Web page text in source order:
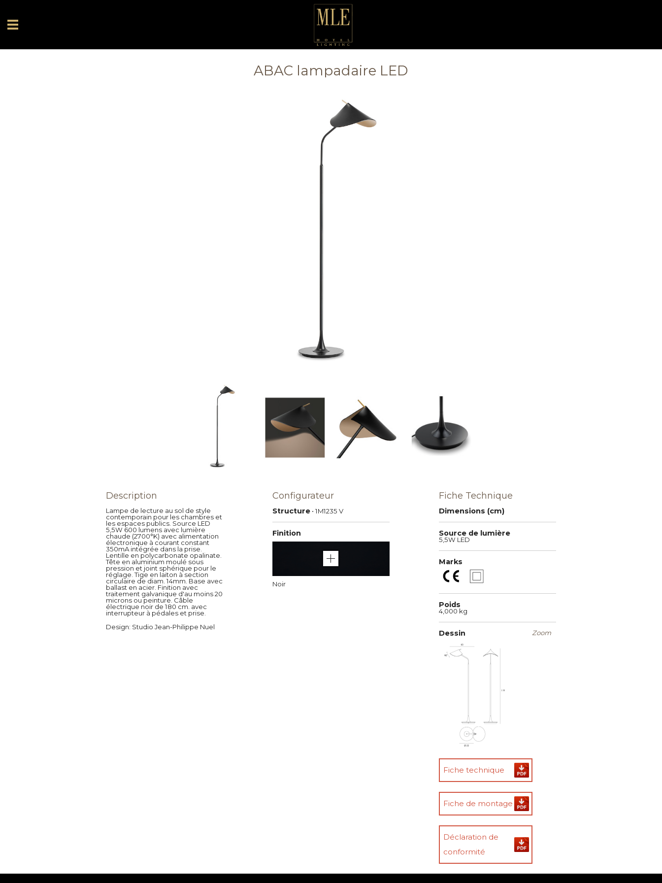
ABAC lampadaire LED
Description
Lampe de lecture au sol de style
contemporain pour les chambres et
les espaces publics. Source LED
5,5W 600 lumens avec lumière
chaude (2700°K) avec alimentation
électronique à courant constant
350mA intégrée dans la prise.
Lentille en polycarbonate opalinate.
Tête en aluminium moulé sous
pression et joint sphérique pour le
réglage. Tige en laiton à section
circulaire de diam. 14mm. Base avec
ballast en acier. Finition avec
traitement galvanique d'au moins 20
microns ou peinture. Câble
électrique noir de 180 cm. avec
interrupteur à pédales et prise.
Design: Studio Jean-Philippe Nuel
Configurateur
Structure • 1M1235V
Finition
Noir
Fiche Technique
Dimensions (cm)
Source de lumière
5,5W LED
Marks
Poids
4,000 kg
Dessin Zoom
Fiche technique
Fiche de montage
Déclaration de
conformité